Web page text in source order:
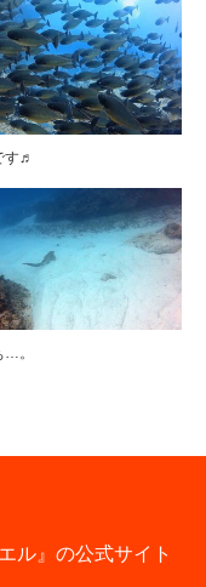
す♬
…。
ル』の公式サイト